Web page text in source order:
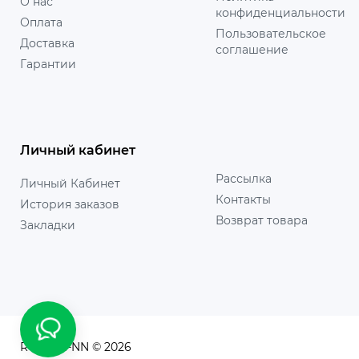
Оплата
Доставка
Гарантии
конфиденциальности
Пользовательское
соглашение
Личный кабинет
Личный Кабинет
История заказов
Закладки
Рассылка
Контакты
Возврат товара
RUSICHI-NN © 2026